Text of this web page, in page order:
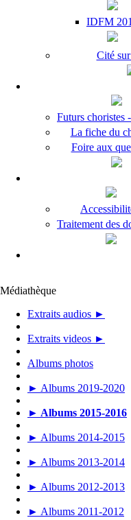
IDFM
Cité
Futurs choristes
La fiche du
Foire aux
Traitement des
Médiathèque
Extraits audios ►
Extraits videos ►
Albums photos
► Albums 2019-2020
► Albums 2015-2016
► Albums 2014-2015
► Albums 2013-2014
► Albums 2012-2013
► Albums 2011-2012